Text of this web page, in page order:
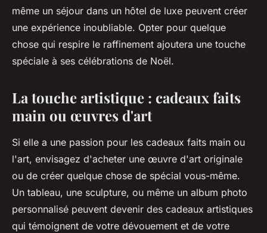
même un séjour dans un hôtel de luxe peuvent créer
une expérience inoubliable. Opter pour quelque
chose qui respire le raffinement ajoutera une touche
spéciale à ses célébrations de Noël.
La touche artistique : cadeaux faits
main ou œuvres d'art
Si elle a une passion pour les cadeaux faits main ou
l'art, envisagez d'acheter une œuvre d'art originale
ou de créer quelque chose de spécial vous-même.
Un tableau, une sculpture, ou même un album photo
personnalisé peuvent devenir des cadeaux artistiques
qui témoignent de votre dévouement et de votre